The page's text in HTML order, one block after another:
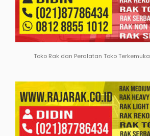
Toko Rak dan Peralatan Toko Terkemuka